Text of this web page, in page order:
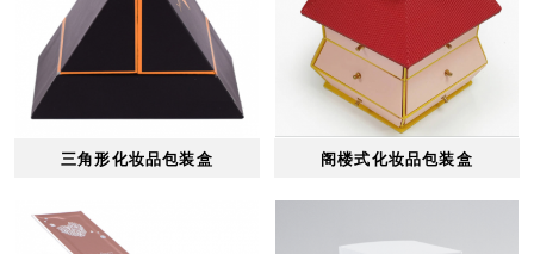
三角形化妆品包装盒 阁楼式化妆品包装盒